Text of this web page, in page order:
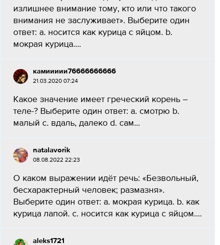
излишнее внимание тому, кто или что такого
внимания не заслуживает». Выберите один
ответ: a. носится как курица с яйцом. b.
мокрая курица....
камиииии76666666666
21.03.2020 07:24
Какое значение имеет греческий корень –
теле-? Выберите один ответ: a. смотрю b.
малый c. вдаль, далеко d. сам...
natalavorik
08.08.2022 22:23
О каком выражении идёт речь: «Безвольный,
бесхарактерный человек; размазня».
Выберите один ответ: a. мокрая курица. b. как
курица лапой. c. носится как курица с яйцом....
aleks1721